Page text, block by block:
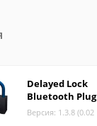
Delayed Lock
Bluetooth
Версия: 1.3.8